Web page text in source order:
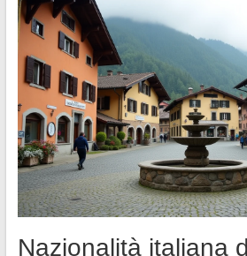
Nazionalità italiana